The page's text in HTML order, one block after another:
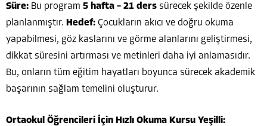
Süre: Bu program 5 hafta – 21 ders sürecek şekilde özenle
planlanmıştır. Hedef: Çocukların akıcı ve doğru okuma
yapabilmesi, göz kaslarını ve görme alanlarını geliştirmesi,
dikkat süresini artırması ve metinleri daha iyi anlamasıdır.
Bu, onların tüm eğitim hayatları boyunca sürecek akademik
başarının sağlam temelini oluşturur.
Ortaokul Öğrencileri İçin Hızlı Okuma Kursu Yeşilli: